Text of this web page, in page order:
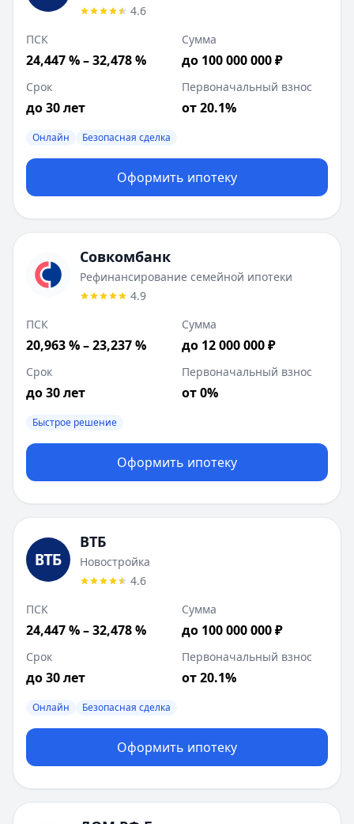
4.6
ПСК
24,447 % – 32,478 %
Сумма
до 100 000 000 ₽
Срок
до 30 лет
Первоначальный взнос
от 20.1%
Онлайн Безопасная сделка
Оформить ипотеку
Совкомбанк
Рефинансирование семейной ипотеки
4.9
ПСК
20,963 % – 23,237 %
Сумма
до 12 000 000 ₽
Срок
до 30 лет
Первоначальный взнос
от 0%
Быстрое решение
Оформить ипотеку
ВТБ
Новостройка
4.6
ПСК
24,447 % – 32,478 %
Сумма
до 100 000 000 ₽
Срок
до 30 лет
Первоначальный взнос
от 20.1%
Онлайн Безопасная сделка
Оформить ипотеку